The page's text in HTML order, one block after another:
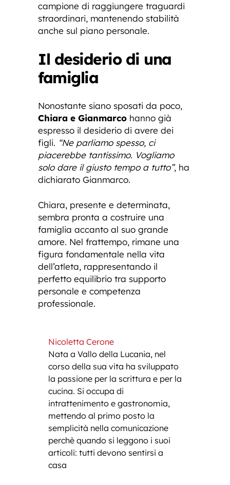
campione di raggiungere traguardi
straordinari, mantenendo stabilità
anche sul piano personale.
Il desiderio di una
famiglia
Nonostante siano sposati da poco,
Chiara e Gianmarco hanno già
espresso il desiderio di avere dei
figli. “Ne parliamo spesso, ci
piacerebbe tantissimo. Vogliamo
solo dare il giusto tempo a tutto”, ha
dichiarato Gianmarco.
Chiara, presente e determinata,
sembra pronta a costruire una
famiglia accanto al suo grande
amore. Nel frattempo, rimane una
figura fondamentale nella vita
dell’atleta, rappresentando il
perfetto equilibrio tra supporto
personale e competenza
professionale.
Nicoletta Cerone
Nata a Vallo della Lucania, nel
corso della sua vita ha sviluppato
la passione per la scrittura e per la
cucina. Si occupa di
intrattenimento e gastronomia,
mettendo al primo posto la
semplicità nella comunicazione
perchè quando si leggono i suoi
articoli: tutti devono sentirsi a
casa